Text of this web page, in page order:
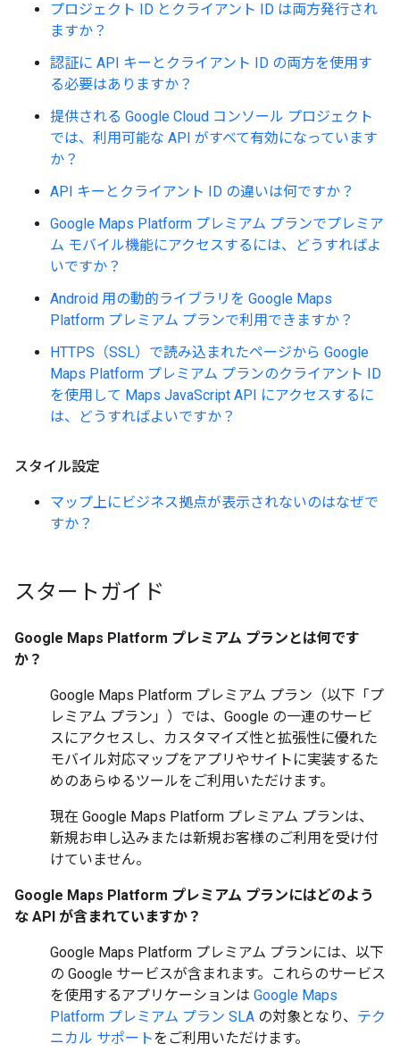
プロジェクト ID とクライアント ID は両方発行され
ますか？
認証に API キーとクライアント ID の両方を使用す
る必要はありますか？
提供される Google Cloud コンソール プロジェクト
では、利用可能な API がすべて有効になっています
か？
API キーとクライアント ID の違いは何ですか？
Google Maps Platform プレミアム プランでプレミア
ム モバイル機能にアクセスするには、どうすればよ
いですか？
Android 用の動的ライブラリを Google Maps
Platform プレミアム プランで利用できますか？
HTTPS（SSL）で読み込まれたページから Google
Maps Platform プレミアム プランのクライアント ID
を使用して Maps JavaScript API にアクセスするに
は、どうすればよいですか？
スタイル設定
マップ上にビジネス拠点が表示されないのはなぜで
すか？
スタートガイド
Google Maps Platform プレミアム プランとは何です
か？
Google Maps Platform プレミアム プラン（以下「プ
レミアム プラン」 ）では、Google の一連のサービ
スにアクセスし、カスタマイズ性と拡張性に優れた
モバイル対応マップをアプリやサイトに実装するた
めのあらゆるツールをご利用いただけます。
現在 Google Maps Platform プレミアム プランは、
新規お申し込みまたは新規お客様のご利用を受け付
けていません。
Google Maps Platform プレミアム プランにはどのよう
な API が含まれていますか？
Google Maps Platform プレミアム プランには、以下
の Google サービスが含まれます。これらのサービス
を使用するアプリケーションは Google Maps
Platform プレミアム プラン SLA の対象となり、 テク
ニカル サポートをご利用いただけます。